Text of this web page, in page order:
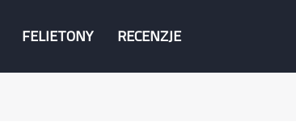
FELIETONY RECENZJE